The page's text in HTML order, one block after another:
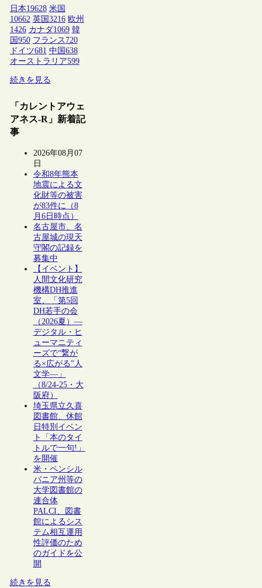
日本19628 米国
10662 英国 3216 欧州
1426 カナダ1069 韓
国 950 フランス 720
ドイツ681 中国 638
オーストラリア599
続きを見る
「カレントアウェ
アネス-R」新着記
事
2026年08月07
日
令和8年熊本
地震による文
化財等の被害
が83件に（8
月6日時点）
名古屋市、名
古屋城の現天
守閣の記録を
募集中
【イベント】
人間文化研究
機構DH推進
室、「第5回
DH若手の会
（2026夏）―
デジタル・ヒ
ューマニティ
ーズで“繋が
る×広がる”人
文学―」
（8/24-25・大
阪府）
埼玉県立久喜
図書館、休館
日特別イベン
ト「本のタイ
トルで一句!」
を開催
米・ペンシル
バニア州等の
大学図書館の
連合体
PALCI、図書
館によるシス
テム相互運用
性評価のため
のガイドを公
開
続きを見る